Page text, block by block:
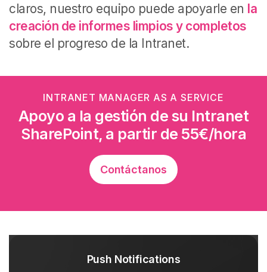
claros, nuestro equipo puede apoyarle en la
creación de informes limpios y completos
sobre el progreso de la Intranet.
INTRANET MANAGER AS A SERVICE
Apoyo a la gestión de su Intranet
SharePoint, a partir de 55€/hora
Contáctanos
Push Notifications